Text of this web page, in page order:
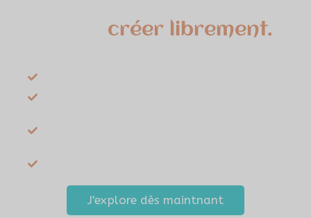
créer librement.
J'explore dès maintnant